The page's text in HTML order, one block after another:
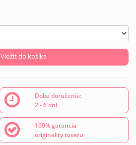
Vložiť do košíka
Doba doručenia:
2 - 6 dní
100% garancia
originality tovaru